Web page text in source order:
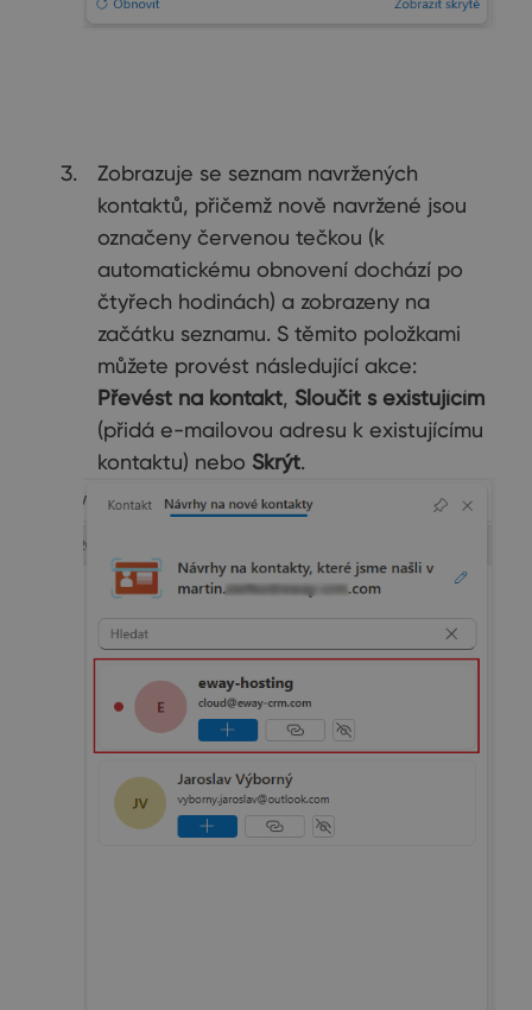
Zobrazuje se seznam navržených
kontaktů, přičemž nově navržené jsou
označeny červenou tečkou (k
automatickému obnovení dochází po
čtyřech hodinách) a zobrazeny na
začátku seznamu. S těmito položkami
můžete provést následující akce:
Převést na kontakt, Sloučit s existujícím
(přidá e-mailovou adresu k existujícímu
kontaktu) nebo Skrýt.